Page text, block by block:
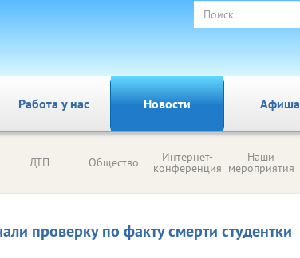
Работа у нас Новости Афиша
ДТП Общество Интернет-
конференция
Наши
мероприятия
проверку по факту смерти студентки